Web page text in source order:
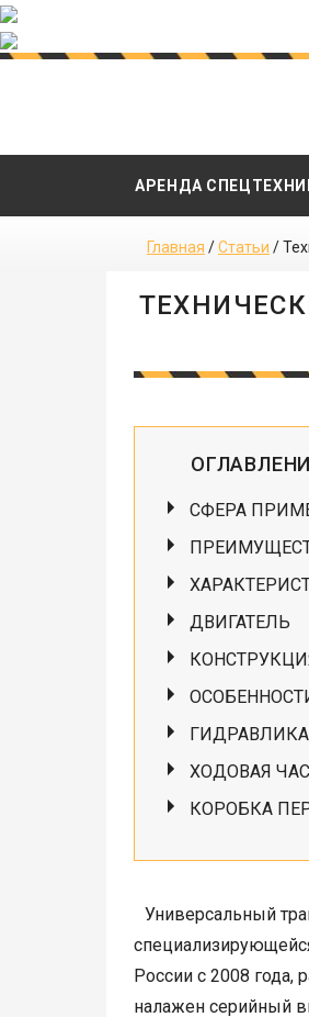
АРЕНДА
Главная /Статьи /
СФЕРА
ДВИГАТЕЛЬ
ГИДРАВЛИКА
ХОДОВАЯ
КОРОБКА
Универсальный
России с 2008 года,
налажен серийный